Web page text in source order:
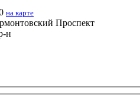
на карте
Проспект
н